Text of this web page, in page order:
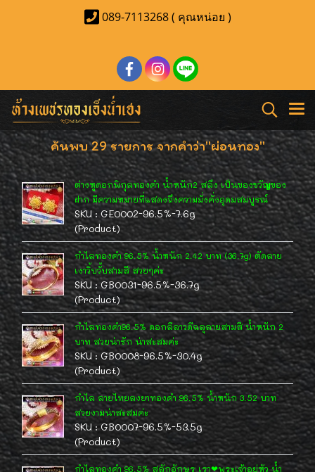
089-7113268 ( คุณหน่อย )
ค้นพบ 29 รายการ จากคำว่า"ผ่อนทอง"
ต่างหูดอกพิกุลทองคำ น้ำหนัก2 สลึง เป็นของขวัญของ
ฝาก มีความหมายที่แสดงถึงความมั่งคั่งอุดมสมบูรณ์
SKU : GE0002-96.5%-7.6g
(Product)
กำไลทองคำ 96.5% น้ำหนัก 2.42 บาท (36.7g) ตัดลาย
เงาวิ้บวั้บสามสี สวยๆค่ะ
SKU : GB0031-96.5%-36.7g
(Product)
กำไลทองคำ96.5% ดอกลีลาวดีฉลุลายสามสี น้ำหนัก 2
บาท สวยน่ารัก น่าสะสมค่ะ
SKU : GB0008-96.5%-30.4g
(Product)
กำไล ลายไทยลงยาทองคำ 96.5% น้ำหนัก 3.52 บาท
สวยงามน่าสะสมค่ะ
SKU : GB0007-96.5%-53.5g
(Product)
กำไลทองคำ 96.5% สลักอักษร เรา❤พระเจ้าอยู่หัว น้ำ